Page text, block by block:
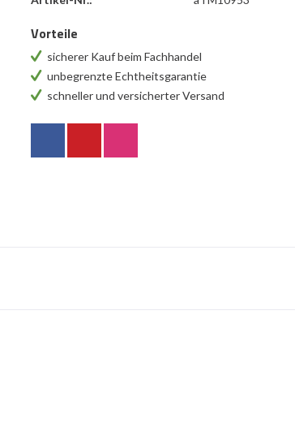
Vorteile
sicherer Kauf beim Fachhandel
unbegrenzte Echtheitsgarantie
schneller und versicherter Versand